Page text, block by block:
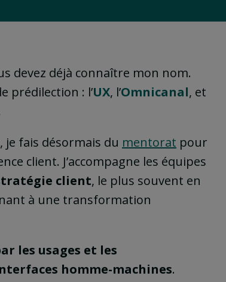
devez déjà connaître mon nom.
prédilection : l’UX, l’Omnicanal, et
je fais désormais du mentorat pour
client. J’accompagne les équipes
client, le plus souvent en
à une transformation
les usages et les
homme-machines.